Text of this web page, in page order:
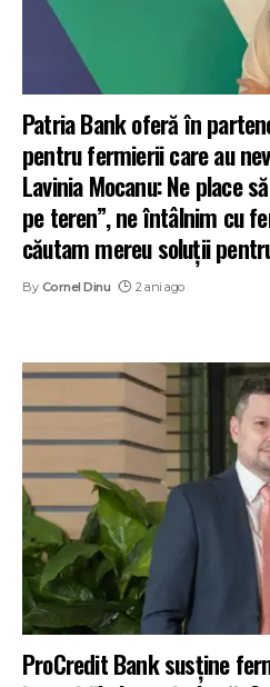
Patria Bank oferă în
pentru fermierii care au
Lavinia Mocanu: Ne place
pe teren”, ne întâlnim cu
căutam mereu soluții
By Cornel Dinu 2 ani ago
ProCredit Bank susține